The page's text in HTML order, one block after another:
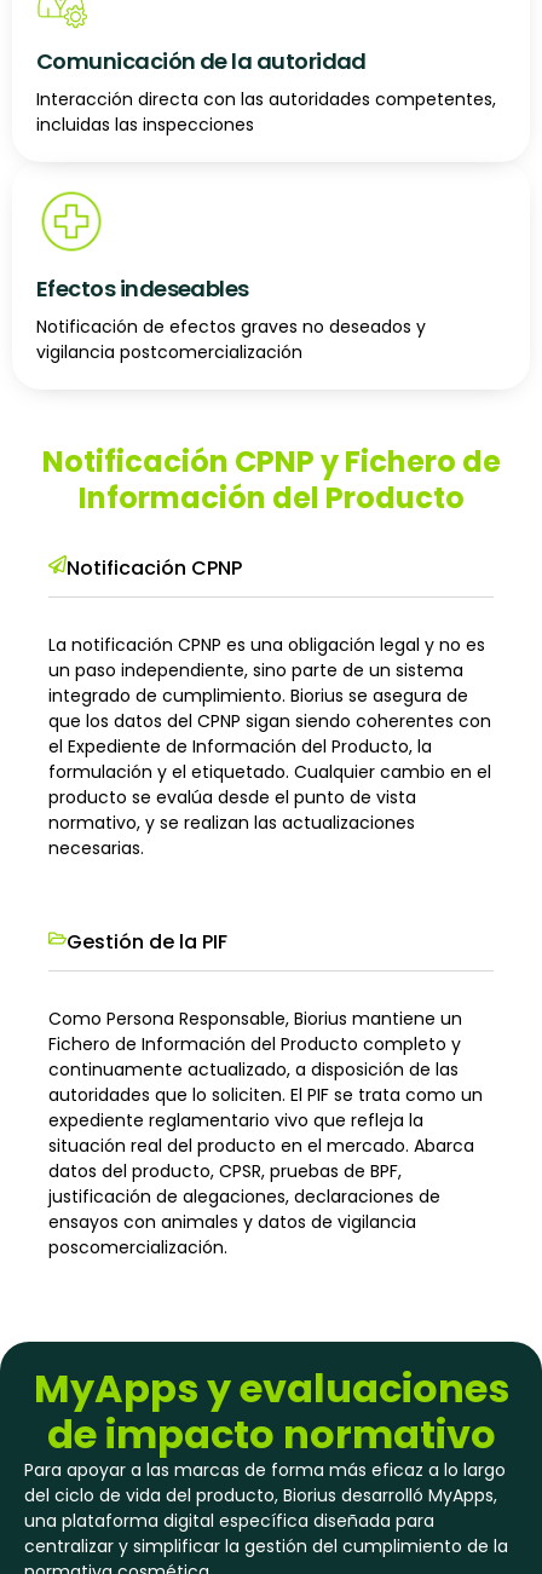
Comunicación de la autoridad
Interacción directa con las autoridades competentes,
incluidas las inspecciones
Efectos indeseables
Notificación de efectos graves no deseados y
vigilancia postcomercialización
Notificación CPNP y Fichero de
Información del Producto
Notificación CPNP
La notificación CPNP es una obligación legal y no es
un paso independiente, sino parte de un sistema
integrado de cumplimiento. Biorius se asegura de
que los datos del CPNP sigan siendo coherentes con
el Expediente de Información del Producto, la
formulación y el etiquetado. Cualquier cambio en el
producto se evalúa desde el punto de vista
normativo, y se realizan las actualizaciones
necesarias.
Gestión de la PIF
Como Persona Responsable, Biorius mantiene un
Fichero de Información del Producto completo y
continuamente actualizado, a disposición de las
autoridades que lo soliciten. El PIF se trata como un
expediente reglamentario vivo que refleja la
situación real del producto en el mercado. Abarca
datos del producto, CPSR, pruebas de BPF,
justificación de alegaciones, declaraciones de
ensayos con animales y datos de vigilancia
poscomercialización.
MyApps y evaluaciones
de impacto normativo
Para apoyar a las marcas de forma más eficaz a lo largo
del ciclo de vida del producto, Biorius desarrolló MyApps,
una plataforma digital específica diseñada para
centralizar y simplificar la gestión del cumplimiento de la